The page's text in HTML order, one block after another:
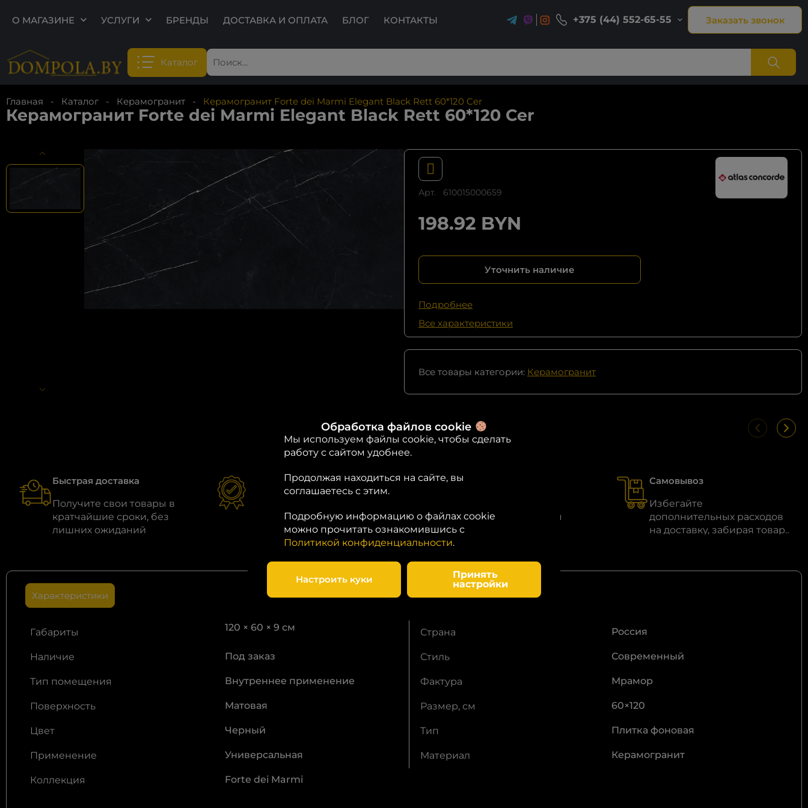
О МАГАЗИНЕ УСЛУГИ БРЕНДЫ ДОСТАВКА И ОПЛАТА БЛОГ КОНТАКТЫ +375 (44) 552-65-55 Заказать звонок
••• Каталог
Главная - Каталог - Керамогранит - Керамогранит Forte dei Marmi Elegant Black Rett 60*120 Cer
Керамогранит Forte dei Marmi Elegant Black Rett 60*120 Cer
Арт. 610015000659
198.92 BYN
Уточнить наличие
Подробнее
Все характеристики
Все товары категории: Керамогранит
Быстрая доставка
Получите свои товары в
кратчайшие сроки, без
лишних ожиданий
Гарантия качества
строгий контроль качества,
чтобы вы могли быть
уверены в их надежности
Обмен товара
товар, мы предлагаем
простой и удобный
процесс обмена
Самовывоз
Избегайте
дополнительных расходов
на доставку, забирая товар
Характеристики
Габариты 120 × 60 × 9 см Страна Россия
Наличие Под заказ Стиль Современный
Тип помещения Внутреннее применение Фактура Мрамор
Поверхность Матовая Размер, см 60×120
Цвет Черный Тип Плитка фоновая
Применение Универсальная Материал Керамогранит
Коллекция Forte dei Marmi
Обработка файлов cookie
Мы используем файлы cookie, чтобы сделать
работу с сайтом удобнее.
Продолжая находиться на сайте, вы
соглашаетесь с этим.
Подробную информацию о файлах cookie
можно прочитать ознакомившись с
Политикой конфиденциальности.
Настроить куки
Принять
настройки